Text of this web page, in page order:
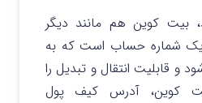
بیت کوین هم مانند دیگر
یک شماره حساب است که به
و قابلیت انتقال و تبدیل را
کوین، آدرس کیف پول